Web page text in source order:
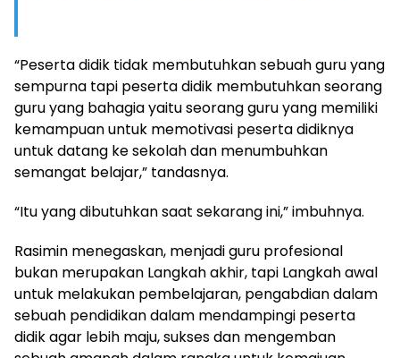
“Peserta didik tidak membutuhkan sebuah guru yang
sempurna tapi peserta didik membutuhkan seorang
guru yang bahagia yaitu seorang guru yang memiliki
kemampuan untuk memotivasi peserta didiknya
untuk datang ke sekolah dan menumbuhkan
semangat belajar,” tandasnya.
“Itu yang dibutuhkan saat sekarang ini,” imbuhnya.
Rasimin menegaskan, menjadi guru profesional
bukan merupakan Langkah akhir, tapi Langkah awal
untuk melakukan pembelajaran, pengabdian dalam
sebuah pendidikan dalam mendampingi peserta
didik agar lebih maju, sukses dan mengemban